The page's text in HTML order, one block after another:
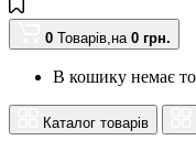
0 Товарів,на 0 грн.
В кошику немає
Каталог товарів